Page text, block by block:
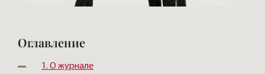
Оглавление
1. О журнале